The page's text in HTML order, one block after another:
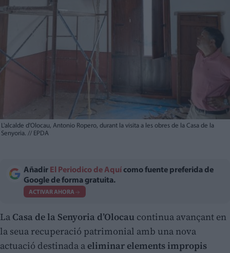
L'alcalde d'Olocau, Antonio Ropero, durant la visita a les obres de la Casa de la
Senyoria. // EPDA
Añadir El Periodico de Aquí como fuente preferida de
Google de forma gratuita.
ACTIVAR AHORA
La Casa de la Senyoria d’Olocau continua avançant en
la seua recuperació patrimonial amb una nova
actuació destinada a eliminar elements impropis